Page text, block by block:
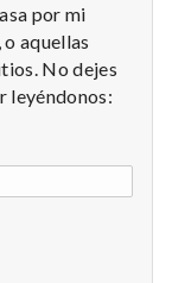
por mi
aquellas
No dejes
leyéndonos: